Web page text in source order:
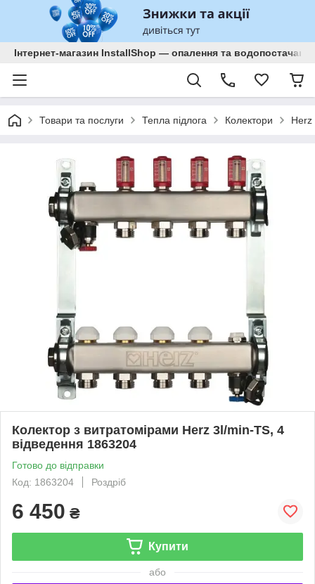
Інтернет-магазин InstallShop — опалення та водопостачання
Товари та послуги Тепла підлога Колектори Herz
Колектор з витратомірами Herz 3l/min-TS, 4
відведення 1863204
Готово до відправки
Код: 1863204
Роздріб
6 450 ₴
Купити
або